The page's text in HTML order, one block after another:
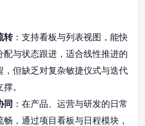
转：支持看板与列表视图，能快
配与状态跟进，适合线性推进的
，但缺乏对复杂敏捷仪式与迭代
。
同 ：在产品、运营与研发的日常
畅，通过项目看板与日程模块，